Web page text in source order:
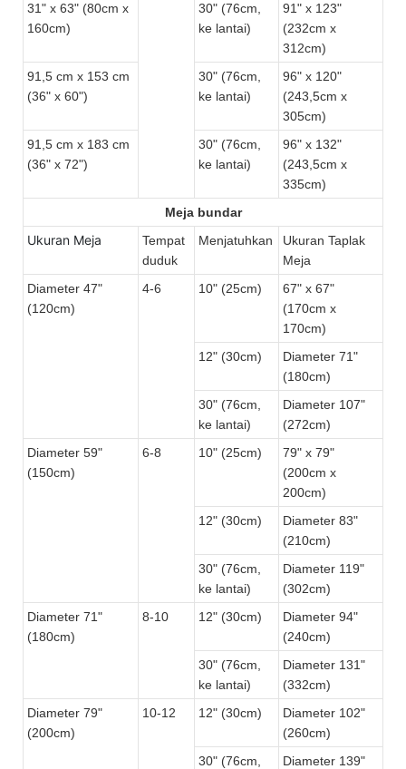
31" x 63" (80cm x
160cm)
30" (76cm,
ke lantai)
91" x 123"
(232cm x
312cm)
91,5 cm x 153 cm
(36" x 60")
30" (76cm,
ke lantai)
96" x 120"
(243,5cm x
305cm)
91,5 cm x 183 cm
(36" x 72")
30" (76cm,
ke lantai)
96" x 132"
(243,5cm x
335cm)
Meja bundar
Ukuran Meja
Tempat
duduk
Menjatuhkan
Ukuran Taplak
Meja
Diameter 47"
(120cm)
4-6 10" (25cm)
67" x 67"
(170cm x
170cm)
12" (30cm)
Diameter 71"
(180cm)
30" (76cm,
ke lantai)
Diameter 107"
(272cm)
Diameter 59"
(150cm)
6-8 10" (25cm)
79" x 79"
(200cm x
200cm)
12" (30cm)
Diameter 83"
(210cm)
30" (76cm,
ke lantai)
Diameter 119"
(302cm)
Diameter 71"
(180cm)
8-10 12" (30cm)
Diameter 94"
(240cm)
30" (76cm,
ke lantai)
Diameter 131"
(332cm)
Diameter 79"
(200cm)
10-12 12" (30cm)
Diameter 102"
(260cm)
30" (76cm,
Diameter 139"